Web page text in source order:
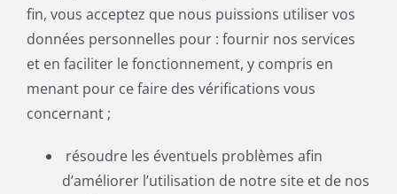
fin, vous acceptez que nous puissions utiliser vos
données personnelles pour : fournir nos services
et en faciliter le fonctionnement, y compris en
menant pour ce faire des vérifications vous
concernant ;
résoudre les éventuels problèmes afin
d’améliorer l’utilisation de notre site et de nos